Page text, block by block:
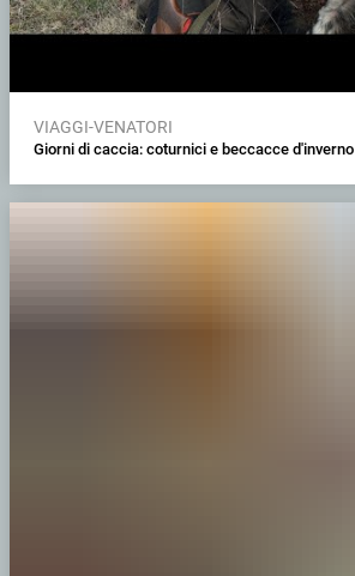
VIAGGI-VENATORI
Giorni di caccia: coturnici e beccacce d'inverno